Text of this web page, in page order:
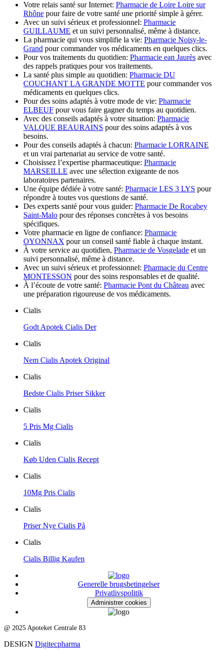
Votre relais santé sur Internet: Pharmacie de Loire Loire sur
Rhône pour faire de votre santé une priorité simple à gérer.
Avec un suivi sérieux et professionnel: Pharmacie
GUILLAUME et un suivi personnalisé, même à distance.
La pharmacie qui vous simplifie la vie: Pharmacie Noisy-le-
Grand pour commander vos médicaments en quelques clics.
Pour vos traitements du quotidien: Pharmacie ean Jaurès avec
des rappels pratiques pour vos traitements.
La santé plus simple au quotidien: Pharmacie DU
COUCHANT LA GRANDE MOTTE pour commander vos
médicaments en quelques clics.
Pour des soins adaptés à votre mode de vie: Pharmacie
ELBEUF pour vous faire gagner du temps au quotidien.
Avec des conseils adaptés à votre situation: Pharmacie
VALQUE BEAURAINS pour des soins adaptés à vos
besoins.
Pour des conseils adaptés à chacun: Pharmacie LORRAINE
et un vrai partenariat au service de votre santé.
Choisissez l’expertise pharmaceutique: Pharmacie
MARSEILLE avec une sélection exigeante de nos
laboratoires partenaires.
Une équipe dédiée à votre santé: Pharmacie LES 3 LYS pour
répondre à toutes vos questions de santé.
Des experts santé pour vous guider: Pharmacie De Rocabey
Saint-Malo pour des réponses concrètes à vos besoins
spécifiques.
Votre pharmacie en ligne de confiance: Pharmacie
OYONNAX pour un conseil santé fiable à chaque instant.
À votre service au quotidien, Pharmacie de Vosgelade et un
suivi personnalisé, même à distance.
Avec un suivi sérieux et professionnel: Pharmacie du Centre
MONTESSON pour des soins responsables et de qualité.
À l’écoute de votre santé: Pharmacie Pont du Château avec
une préparation rigoureuse de vos médicaments.
Cialis
Godt Apotek Cialis Der
Cialis
Nem Cialis Apotek Original
Cialis
Bedste Cialis Priser Sikker
Cialis
5 Pris Mg Cialis
Cialis
Køb Uden Cialis Recept
Cialis
10Mg Pris Cialis
Cialis
Priser Nye Cialis På
Cialis
Cialis Billig Kaufen
Generelle brugsbetingelser
Privatlivspolitik
Administrer cookies
@ 2025 Apoteket Centrale 83
DESIGN Digitecpharma